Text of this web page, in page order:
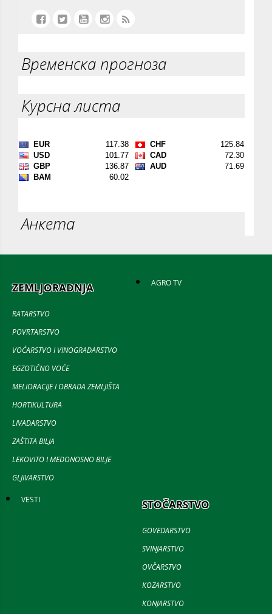
Временска прогноза
Курсна листа
Анкета
ZEMLJORADNJA
RATARSTVO
POVRTARSTVO
VOĆARSTVO I VINOGRADARSTVO
EGZOTIČNO VOĆE
MELIORACIJE I OBRADA ZEMLJIŠTA
HORTIKULTURA
LIVADARSTVO
ZAŠTITA BILJA
LEKOVITO I MEDONOSNO BILJE
GLJIVARSTVO
AGRO TV
VESTI STOČARSTVO
GOVEDARSTVO
SVINJARSTVO
OVČARSTVO
KOZARSTVO
KONJARSTVO